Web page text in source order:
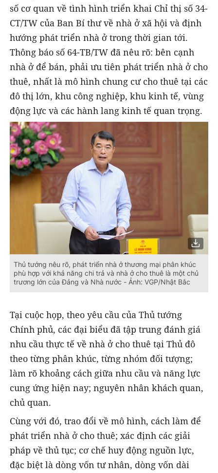
số cơ quan về tình hình triển khai Chỉ thị số 34-
CT/TW của Ban Bí thư về nhà ở xã hội và định
hướng phát triển nhà ở trong thời gian tới.
Thông báo số 64-TB/TW đã nêu rõ: bên cạnh
nhà ở để bán, phải ưu tiên phát triển nhà ở cho
thuê, nhất là mô hình chung cư cho thuê tại các
đô thị lớn, khu công nghiệp, khu kinh tế, vùng
động lực và các hành lang kinh tế quan trọng.
Thủ tướng nêu rõ, phát triển nhà ở thương mại phân khúc
phù hợp với khả năng chi trả và nhà ở cho thuê là một chủ
trương lớn của Đảng và Nhà nước - Ảnh: VGP/Nhật Bắc
Tại cuộc họp, theo yêu cầu của Thủ tướng
Chính phủ, các đại biểu đã tập trung đánh giá
nhu cầu thực tế về nhà ở cho thuê tại Thủ đô
theo từng phân khúc, từng nhóm đối tượng;
làm rõ khoảng cách giữa nhu cầu và năng lực
cung ứng hiện nay; nguyên nhân khách quan,
chủ quan.
Cùng với đó, trao đổi về mô hình, cách làm để
phát triển nhà ở cho thuê; xác định các giải
pháp về thủ tục; cơ chế huy động nguồn lực,
đặc biệt là dòng vốn tư nhân, dòng vốn dài